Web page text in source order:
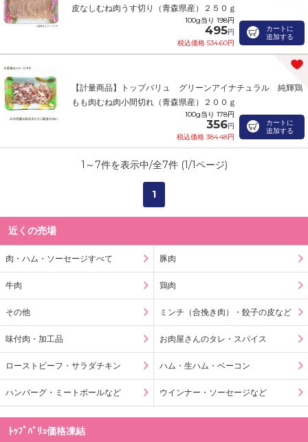
皮なしむね肉うす切り（青森県産）２５０ｇ
100g当り 198円
495円
税込価格 534.60円
カートに
追加する
【計量商品】トップバリュ グリーンアイナチュラル 純輝鶏
もも肉むね肉小間切れ（青森県産）２００ｇ
100g当り 178円
356円
税込価格 384.48円
カートに
追加する
1 ～ 7件を表示中/全7件 (1/1ページ)
1
近くの売場
肉・ハム・ソーセージすべて 豚肉
牛肉 鶏肉
その他 ミンチ（合挽き肉）・餃子の皮など
味付肉・加工品 お肉屋さんのタレ・スパイス
ローストビーフ・サラダチキン ハム・生ハム・ベーコン
ハンバーグ・ミートボールなど ウインナー・ソーセージなど
ﾄｯﾌﾟﾊﾞﾘｭ価格凍結